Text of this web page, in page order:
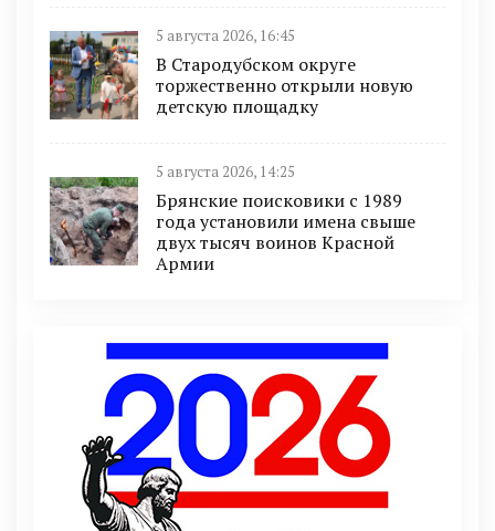
5 августа 2026, 16:45
В Стародубском округе
торжественно открыли новую
детскую площадку
5 августа 2026, 14:25
Брянские поисковики с 1989
года установили имена свыше
двух тысяч воинов Красной
Армии